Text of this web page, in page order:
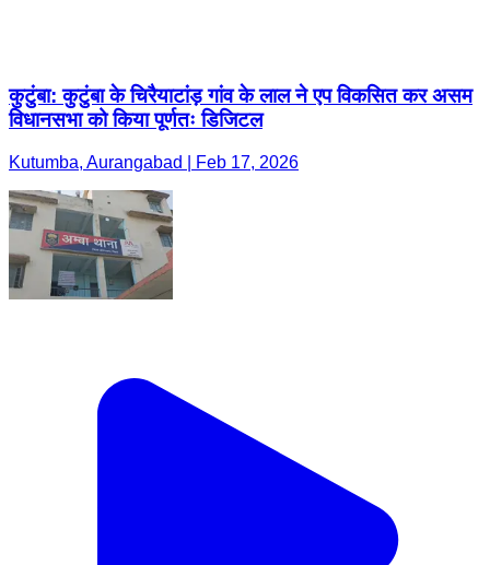
कुटुंबा: कुटुंबा के चिरैयाटांड़ गांव के लाल ने एप विकसित कर असम
विधानसभा को किया पूर्णतः डिजिटल
Kutumba, Aurangabad | Feb 17, 2026